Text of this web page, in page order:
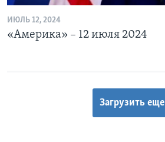
ИЮЛЬ 12, 2024
«Америка» – 12 июля 2024
Загрузить еще